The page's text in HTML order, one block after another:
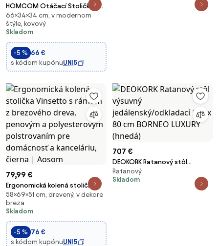
HOMCOM Otáčací Stolička s
Kolieskami, Nastaviteľná Výška
50-66 cm, Čalúnené
Umeloleather Sedadlo s
Opierkou pre Nášivky a Dielne,
Šedá | Aosom
66×34×34 cm, v modernom
štýle, kovový
Skladom
-5 % 66 €
s kódom kupónuUNI5
79,99 €
Ergonomická kolená stolička
Vinsetto s rámom z brezového
dreva, penovým a
polyesterovým polstrovaním
pre domácnosť a kanceláriu,
čierna | Aosom
58×69×51 cm, drevený, v dekore
breza
Skladom
-5 % 76 €
s kódom kupónuUNI5
707 €
DEOKORK Ratanový stôl
výsuvný jedálenský/odkladací
150 x 80 cm BORNEO LUXURY
Ratanový
Skladom